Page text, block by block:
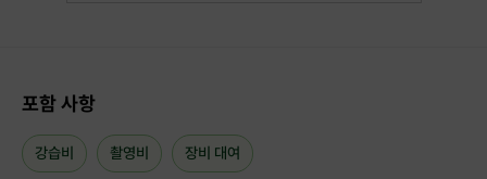
포함 사항
강습비 촬영비 장비 대여